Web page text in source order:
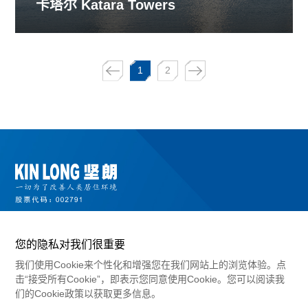
卡塔尔 Katara Towers
1 2
©2024 广东坚朗五金制品股份有限公司版权所有
您的隐私对我们很重要
我们使用Cookie来个性化和增强您在我们网站上的浏览体验。点
击“接受所有Cookie”，即表示您同意使用Cookie。您可以阅读我
们的Cookie政策以获取更多信息。